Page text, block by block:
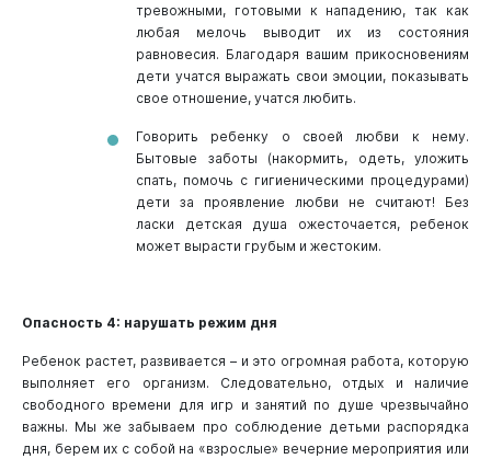
тревожными, готовыми к нападению, так как
любая мелочь выводит их из состояния
равновесия. Благодаря вашим прикосновениям
дети учатся выражать свои эмоции, показывать
свое отношение, учатся любить.
Говорить ребенку о своей любви к нему.
Бытовые заботы (накормить, одеть, уложить
спать, помочь с гигиеническими процедурами)
дети за проявление любви не считают! Без
ласки детская душа ожесточается, ребенок
может вырасти грубым и жестоким.
Опасность 4: нарушать режим дня
Ребенок растет, развивается – и это огромная работа, которую
выполняет его организм. Следовательно, отдых и наличие
свободного времени для игр и занятий по душе чрезвычайно
важны. Мы же забываем про соблюдение детьми распорядка
дня, берем их с собой на «взрослые» вечерние мероприятия или